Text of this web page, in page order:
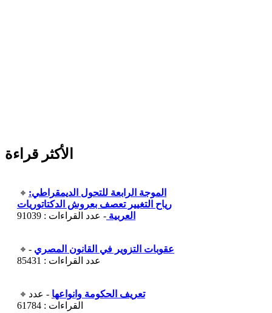
الأكثر قراءة
الموجة الرابعة للتحول الديمقراطي:
رياح التغيير تعصف بعروش الدكتاتوريات
العربية - عدد القراءات : 91039
عقوبات التزوير في القانون المصري -
عدد القراءات : 85431
تعريف الحكومة وانواعها - عدد
القراءات : 61784